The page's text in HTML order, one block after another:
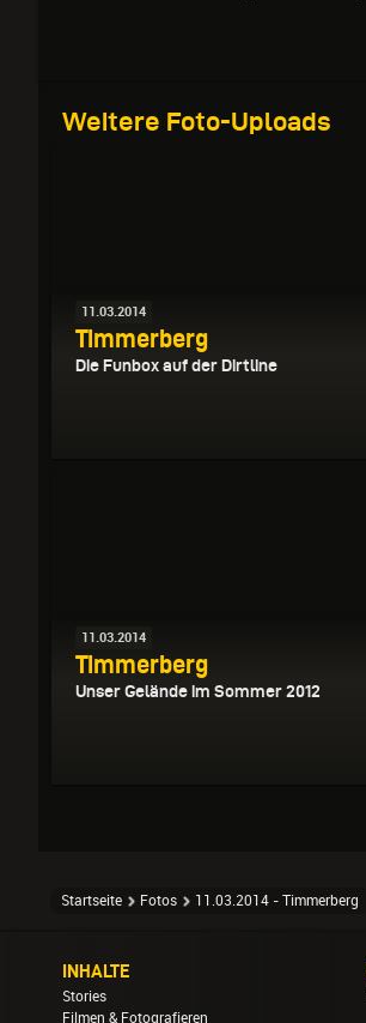
Weitere Foto-Uploads
11.03.2014
Timmerberg
Die Funbox auf der Dirtline
11.03.2014
Timmerberg
Unser Gelände im Sommer 2012
Startseite Fotos 11.03.2014 - Timmerberg
INHALTE
Stories
Filmen & Fotografieren